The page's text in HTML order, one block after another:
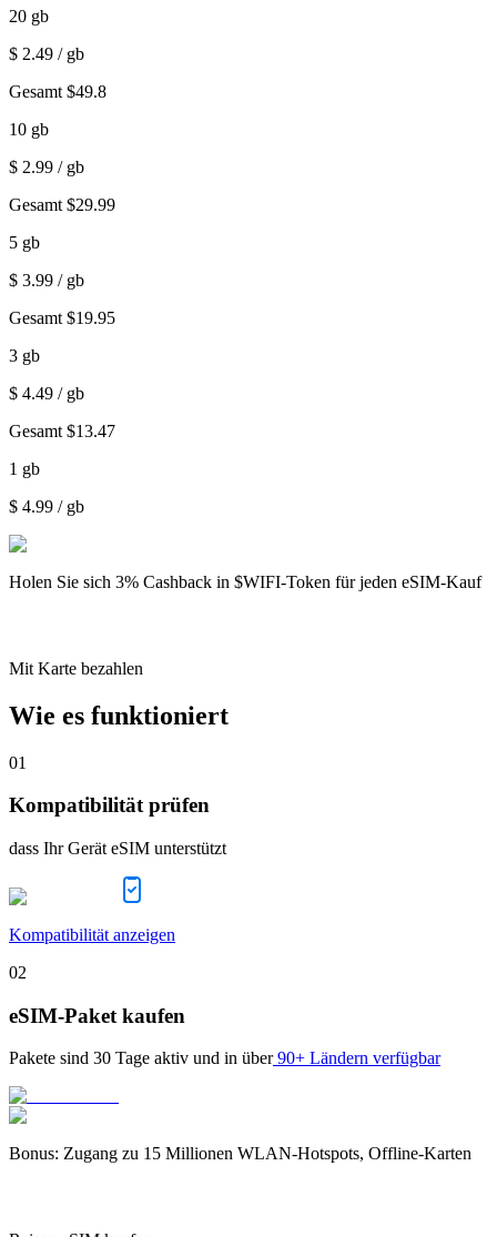
20 gb
$ 2.49 / gb
Gesamt $49.8
10 gb
$ 2.99 / gb
Gesamt $29.99
5 gb
$ 3.99 / gb
Gesamt $19.95
3 gb
$ 4.49 / gb
Gesamt $13.47
1 gb
$ 4.99 / gb
Holen Sie sich 3% Cashback in $WIFI-Token für jeden eSIM-Kauf
Mit Karte bezahlen
Wie es funktioniert
01
Kompatibilität prüfen
dass Ihr Gerät eSIM unterstützt
Kompatibilität anzeigen
02
eSIM-Paket kaufen
Pakete sind 30 Tage aktiv und in über 90+ Ländern verfügbar
Bonus: Zugang zu 15 Millionen WLAN-Hotspots, Offline-Karten